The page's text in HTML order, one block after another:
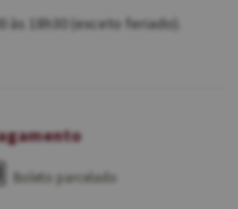
às 18h30 (exceto feriado).
Boleto parcelado